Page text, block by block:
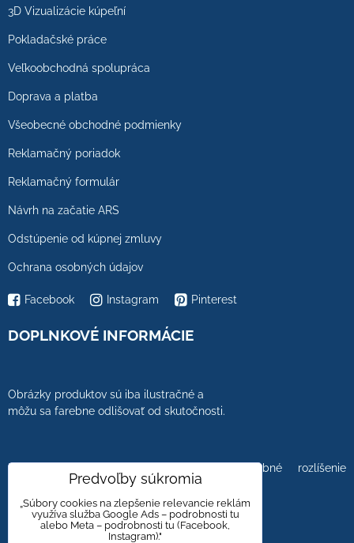
3D Vizualizácie kúpeľní
Pokladačské práce
Veľkoobchodná spolupráca
Doprava a platba
Všeobecné obchodné podmienky
Reklamačný poriadok
Reklamačný formulár
Návrh na začatie ARS
Odstúpenie od kúpnej zmluvy
Ochrana osobných údajov
Facebook Instagram Pinterest
DOPLNKOVÉ INFORMÁCIE
Obrázky produktov sú iba ilustračné a
môžu sa farebne odlišovať od skutočnosti.
Farebnosť obrázkov tiež ovplyvňuje farebné rozlíšenie
zobrazovacej jednotky.Predvoľby súkromia
„Súbory cookies na zlepšenie relevancie reklám
využíva služba Google Ads – podrobnosti tu
alebo Meta – podrobnosti tu (Facebook,
Instagram)."